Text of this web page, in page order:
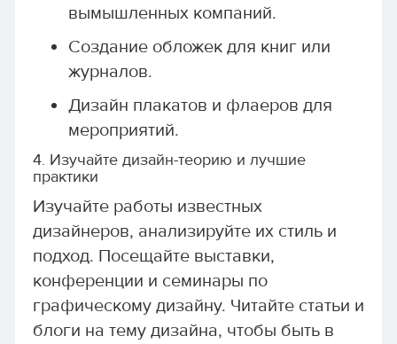
вымышленных компаний.
Создание обложек для книг или
журналов.
Дизайн плакатов и флаеров для
мероприятий.
4. Изучайте дизайн-теорию и лучшие
практики
Изучайте работы известных
дизайнеров, анализируйте их стиль и
подход. Посещайте выставки,
конференции и семинары по
графическому дизайну. Читайте статьи и
блоги на тему дизайна, чтобы быть в